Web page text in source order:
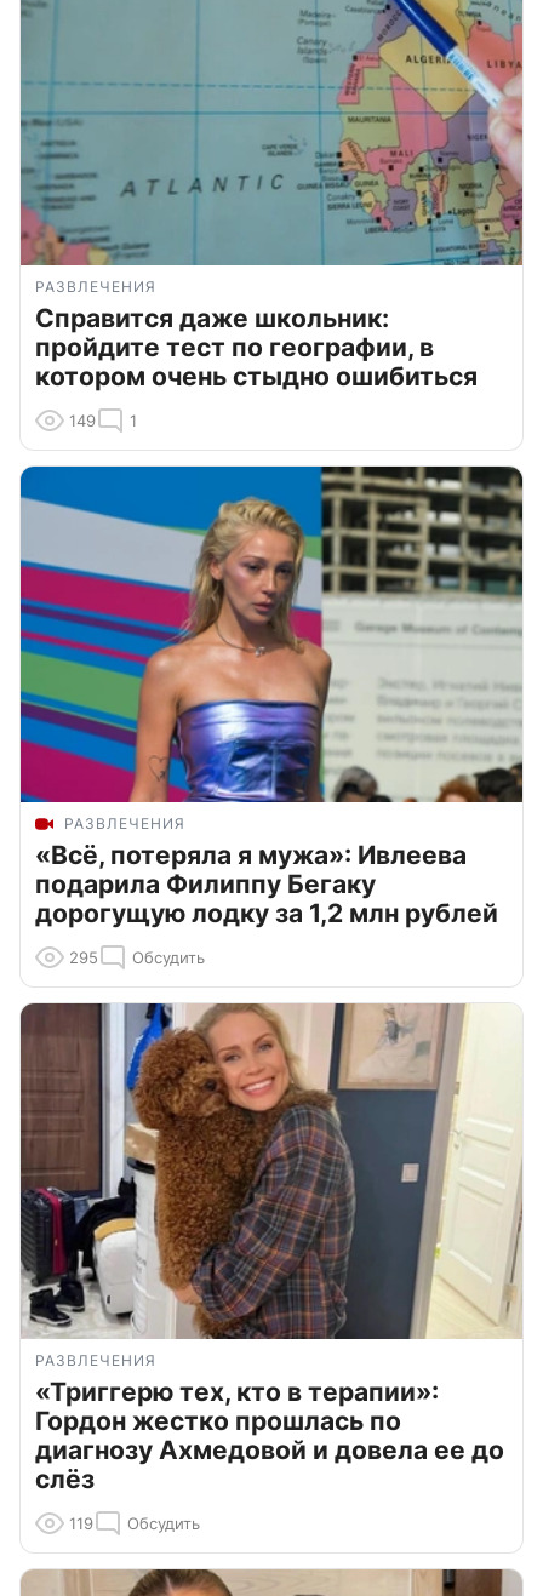
РАЗВЛЕЧЕНИЯ
Справится даже школьник:
пройдите тест по географии, в
котором очень стыдно ошибиться
149 1
РАЗВЛЕЧЕНИЯ
«Всё, потеряла я мужа»: Ивлеева
подарила Филиппу Бегаку
дорогущую лодку за 1,2 млн рублей
295 Обсудить
РАЗВЛЕЧЕНИЯ
«Триггерю тех, кто в терапии»:
Гордон жестко прошлась по
диагнозу Ахмедовой и довела ее до
слёз
119 Обсудить